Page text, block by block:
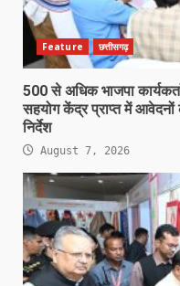
Feature छत्तीसगढ़
500 से अधिक भाजपा
सहयोग केंद्र प्राप्त में आवेदनों
निर्देश
August 7, 2026